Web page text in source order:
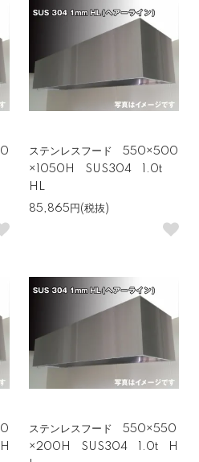
ステンレスフード 550×500
×1050H SUS304 1.0t
HL
85,865円(税抜)
ステンレスフード 550×550
×200H SUS304 1.0t H